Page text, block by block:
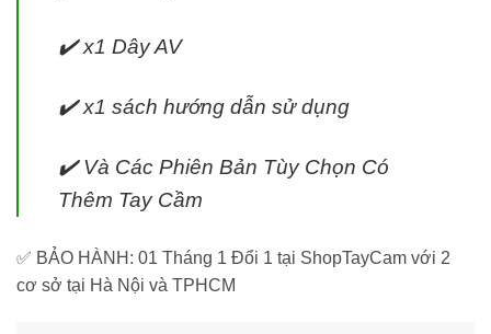
✔️ x1 Dây AV
✔️ x1 sách hướng dẫn sử dụng
✔️ Và Các Phiên Bản Tùy Chọn Có
Thêm Tay Cầm
✅ BẢO HÀNH: 01 Tháng 1 Đổi 1 tại ShopTayCam với 2
cơ sở tại Hà Nội và TPHCM